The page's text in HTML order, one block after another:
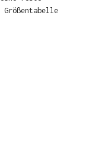
Größentabelle